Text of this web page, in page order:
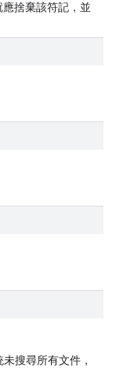
捨棄該符記，並
搜尋所有文件，